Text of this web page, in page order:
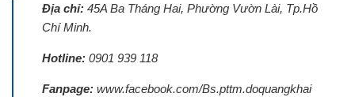
Địa chỉ: 45A Ba Tháng Hai, Phường Vườn Lài, Tp.Hồ
Chí Minh.
Hotline: 0901 939 118
Fanpage: www.facebook.com/Bs.pttm.doquangkhai